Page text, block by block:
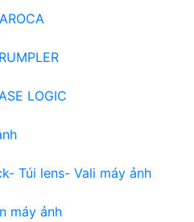
LOGIC
Túi lens- Vali máy ảnh
máy ảnh